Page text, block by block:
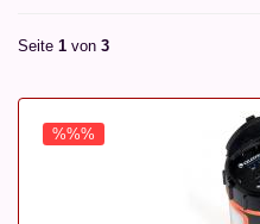
Seite 1 von 3
%%%